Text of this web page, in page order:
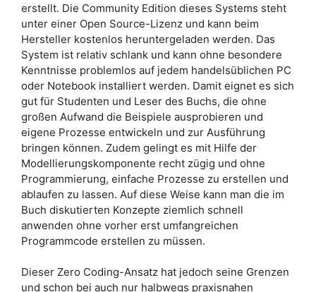
erstellt. Die Community Edition dieses Systems steht
unter einer Open Source-Lizenz und kann beim
Hersteller kostenlos heruntergeladen werden. Das
System ist relativ schlank und kann ohne besondere
Kenntnisse problemlos auf jedem handelsüblichen PC
oder Notebook installiert werden. Damit eignet es sich
gut für Studenten und Leser des Buchs, die ohne
großen Aufwand die Beispiele ausprobieren und
eigene Prozesse entwickeln und zur Ausführung
bringen können. Zudem gelingt es mit Hilfe der
Modellierungskomponente recht zügig und ohne
Programmierung, einfache Prozesse zu erstellen und
ablaufen zu lassen. Auf diese Weise kann man die im
Buch diskutierten Konzepte ziemlich schnell
anwenden ohne vorher erst umfangreichen
Programmcode erstellen zu müssen.
Dieser Zero Coding-Ansatz hat jedoch seine Grenzen
und schon bei auch nur halbwegs praxisnahen